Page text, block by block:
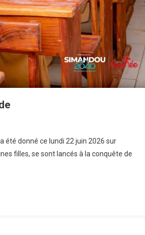
été donné ce lundi 22 juin 2026 sur
filles, se sont lancés à la conquête de